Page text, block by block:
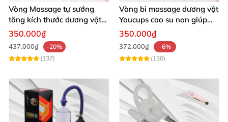
Vòng Massage tự sướng
tăng kích thước dương vật
cao su non Youcups
350.000₫
437.000₫
-20%
(137)
Vòng bi massage dương vật
Youcups cao su non giúp
tăng kích thước và khoái
350.000₫
372.000₫
-6%
(130)